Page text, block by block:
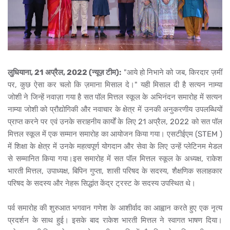
लुधियाना, 21 अप्रैल, 2022 (न्यूज़ टीम): "आये हो निभाने को जब, किरदार ज़मीं
पर, कुछ ऐसा कर चलो कि ज़माना मिसाल दे।" यही मिसाल दी है सत्यन नाम्या
जोशी ने जिन्हें नवाज़ा गया है सत पॉल मित्तल स्कूल के अभिनंदन समारोह में सत्यन
नाम्या जोशी को प्रौद्योगिकी और नवाचार के क्षेत्र में उनकी अनुकरणीय उपलब्धियों
प्राप्त करने पर एवं उनके सराहनीय कार्यों के लिए 21 अप्रैल, 2022 को सत पॉल
मित्तल स्कूल में एक सम्मान समारोह का आयोजन किया गया। एसटीईएम (STEM )
में शिक्षा के क्षेत्र में उनके महत्वपूर्ण योगदान और सेवा के लिए उन्हें प्लेटिनम मेडल
से सम्मानित किया गया।इस समारोह में सत पॉल मित्तल स्कूल के अध्यक्ष, राकेश
भारती मित्तल, उपाध्यक्ष, बिपिन गुप्ता, शासी परिषद के सदस्य, शैक्षणिक सलाहकार
परिषद के सदस्य और नेहरू सिद्धांत केंद्र ट्रस्ट के सदस्य उपस्थित थे।
पर्व समारोह की शुरुआत भगवान गणेश के आशीर्वाद का आह्वान करते हुए एक नृत्य
प्रदर्शन के साथ हुई। इसके बाद राकेश भारती मित्तल ने स्वागत भाषण दिया।